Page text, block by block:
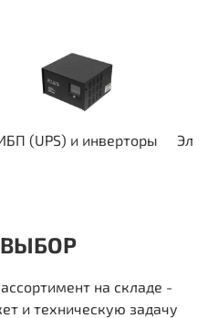
(UPS) и инверторы
на складе -
и техническую задачу